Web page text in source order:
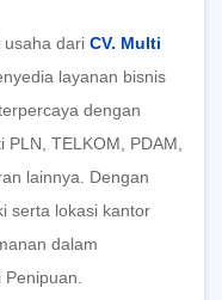
usaha dari CV. Multi
layanan bisnis
dengan
TELKOM, PDAM,
lainnya. Dengan
serta lokasi kantor
dalam